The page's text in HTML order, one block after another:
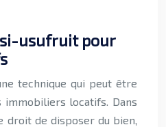
usufruit pour
technique qui peut être
locatifs. Dans
droit de disposer du bien,